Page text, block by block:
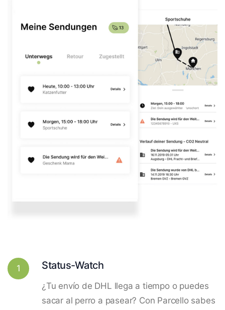
1 Status-Watch
¿Tu envío de DHL llega a tiempo o puedes
sacar al perro a pasear? Con Parcello sabes